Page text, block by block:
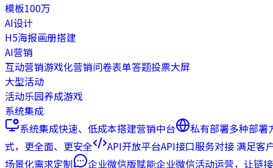
模板100万
AI设计
H5海报画册搭建
AI营销
互动营销游戏化营销问卷表单答题投票大屏
大型活动
活动乐园养成游戏
系统集成
系统集成快速、低成本搭建营销中台 私有部署多种部署
式，更全面、更安全
API开放平台API接口服务对接 满足客
场景化需求定制
企业微信版赋能企业微信活动运营，让链接